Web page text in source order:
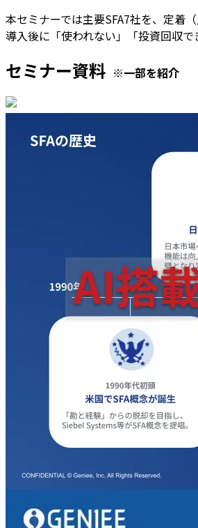
本セミナーでは主要SFA7社を、定着
導入後に「使われない」「投資回収で
セミナー資料 ※一部を紹介